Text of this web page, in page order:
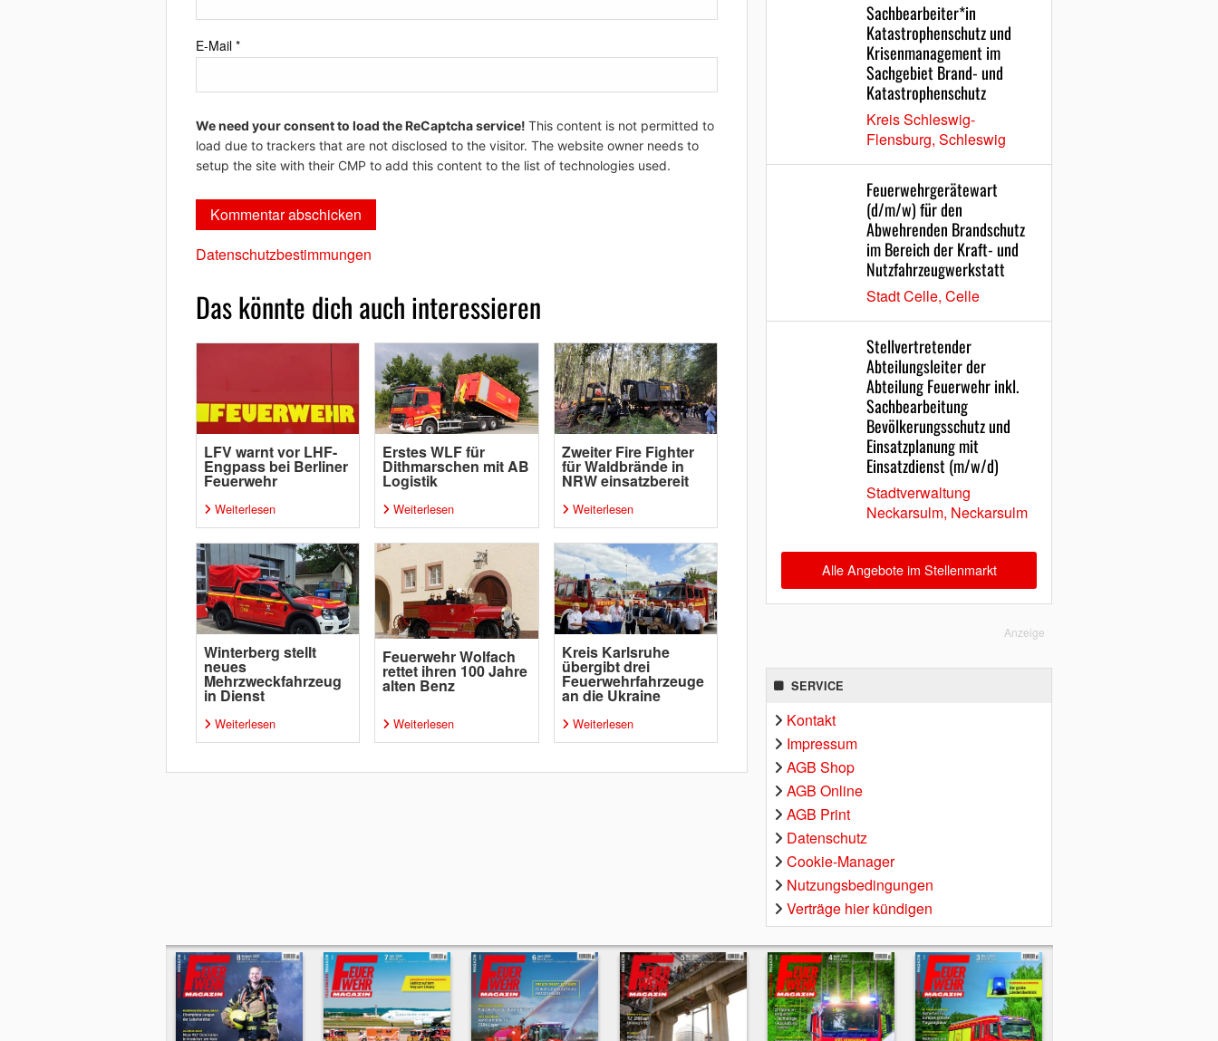
E-Mail *
We need your consent to load the ReCaptcha service! This content is not permitted to
load due to trackers that are not disclosed to the visitor. The website owner needs to
setup the site with their CMP to add this content to the list of technologies used.
Datenschutzbestimmungen
Das könnte dich auch interessieren
LFV warnt vor LHF-
Engpass bei Berliner
Feuerwehr
Weiterlesen
Erstes WLF für
Dithmarschen mit AB
Logistik
Weiterlesen
Zweiter Fire Fighter
für Waldbrände in
NRW einsatzbereit
Weiterlesen
Winterberg stellt
neues
Mehrzweckfahrzeug
in Dienst
Weiterlesen
Feuerwehr Wolfach
rettet ihren 100 Jahre
alten Benz
Weiterlesen
Kreis Karlsruhe
übergibt drei
Feuerwehrfahrzeuge
an die Ukraine
Weiterlesen
Sachbearbeiter*in
Katastrophenschutz und
Krisenmanagement im
Sachgebiet Brand- und
Katastrophenschutz
Kreis Schleswig-
Flensburg, Schleswig
Feuerwehrgerätewart
(d/m/w) für den
Abwehrenden Brandschutz
im Bereich der Kraft- und
Nutzfahrzeugwerkstatt
Stadt Celle, Celle
Stellvertretender
Abteilungsleiter der
Abteilung Feuerwehr inkl.
Sachbearbeitung
Bevölkerungsschutz und
Einsatzplanung mit
Einsatzdienst (m/w/d)
Stadtverwaltung
Neckarsulm, Neckarsulm
Alle Angebote im Stellenmarkt
Anzeige
SERVICE
Kontakt
Impressum
AGB Shop
AGB Online
AGB Print
Datenschutz
Cookie-Manager
Nutzungsbedingungen
Verträge hier kündigen